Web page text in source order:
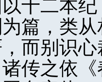
十二本
篇，类
而别识
传之依